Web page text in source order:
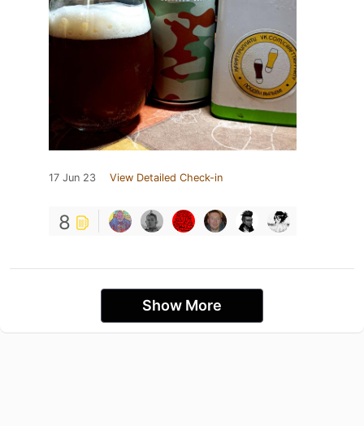
17 Jun 23 View Detailed Check-in
8
Show More